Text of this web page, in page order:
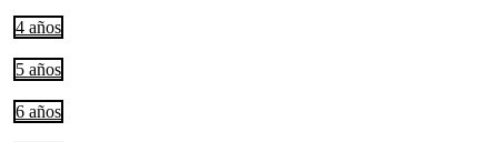
4 años
5 años
6 años